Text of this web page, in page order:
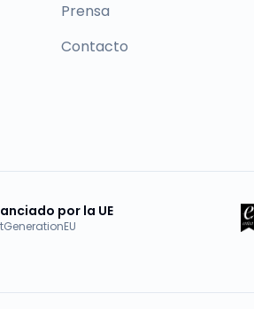
Prensa
Contacto
por la UE